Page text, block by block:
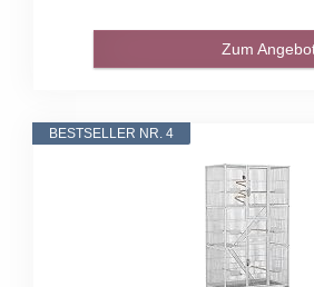
Zum
BESTSELLER NR. 4